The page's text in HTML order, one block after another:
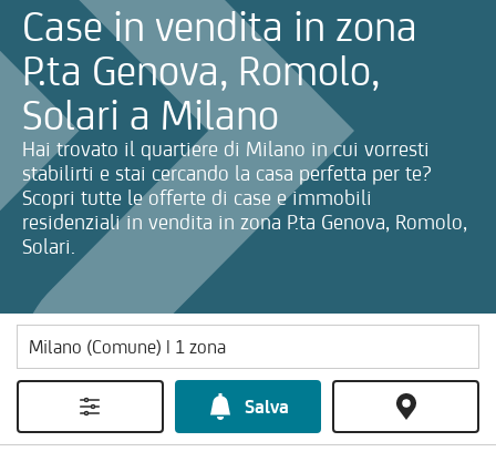
Case in vendita in zona
P.ta Genova, Romolo,
Solari a Milano
Hai trovato il quartiere di Milano in cui vorresti
stabilirti e stai cercando la casa perfetta per te?
Scopri tutte le offerte di case e immobili
residenziali in vendita in zona P.ta Genova, Romolo,
Solari.
Salva